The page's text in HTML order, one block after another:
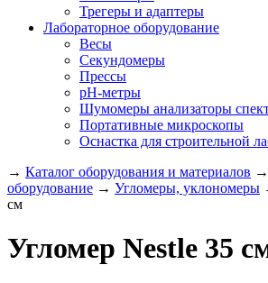
Трегеры и адаптеры
Лабораторное оборудование
Весы
Секундомеры
Прессы
pH-метры
Шумомеры анализаторы
Портативные микроскопы
Оснастка для строительной
→ Каталог оборудования и материалов →
оборудование → Угломеры, уклономеры
см
Угломер Nestle 35